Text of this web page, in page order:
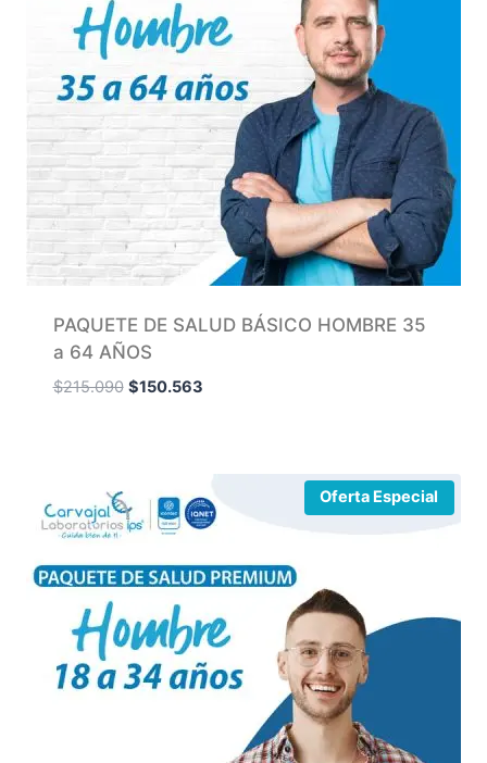
PAQUETE DE SALUD BÁSICO HOMBRE 35
a 64 AÑOS
$215.090 $150.563
Oferta Especial